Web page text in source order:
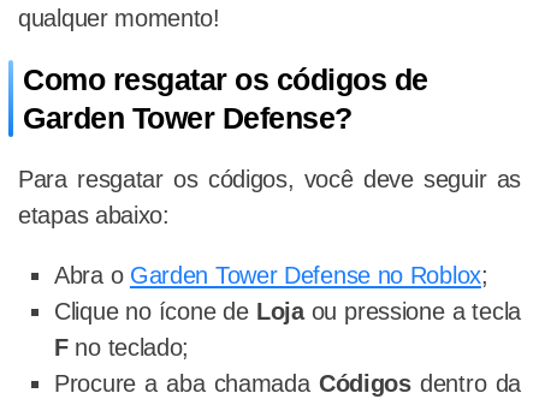
qualquer momento!
Como resgatar os códigos de
Garden Tower Defense?
Para resgatar os códigos, você deve seguir as
etapas abaixo:
Abra o Garden Tower Defense no Roblox;
Clique no ícone de Lojaou pressione a tecla
Fno teclado;
Procure a aba chamada Códigosdentro da